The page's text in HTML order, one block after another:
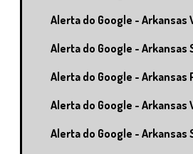
Alerta do Google - Arkansas
Alerta do Google - Arkansas
Alerta do Google - Arkansas
Alerta do Google - Arkansas
Alerta do Google - Arkansas